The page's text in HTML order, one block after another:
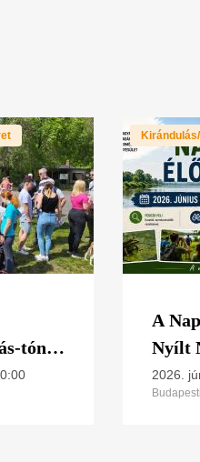
tónál
A
Nyílt
2026.